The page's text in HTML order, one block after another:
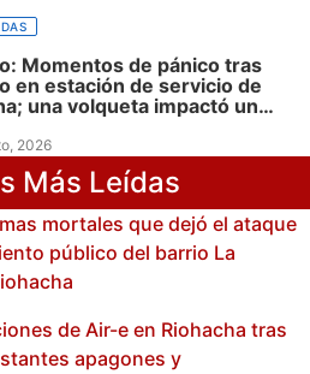
Momentos de pánico tras
en estación de servicio de
una volqueta impactó un
2026
Más Leídas
mortales que dejó el ataque
público del barrio La
de Air-e en Riohacha tras
apagones y